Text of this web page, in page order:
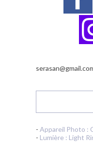
- Appareil Photo :
- Lumière : Light